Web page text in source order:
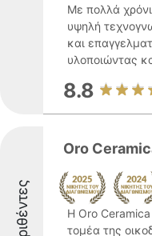
Με πολλά
υψηλή
και
υλοποιώντας
8.8
Oro
Η Oro Ceramica
τομέα της